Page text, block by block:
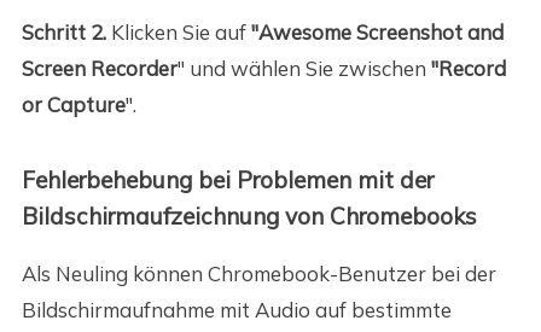
Schritt 2.Klicken Sie auf"Awesome Screenshot and
Screen Recorder" und wählen Sie zwischen "Record
or Capture".
Fehlerbehebung bei Problemen mit der
Bildschirmaufzeichnung von Chromebooks
Als Neuling können Chromebook-Benutzer bei der
Bildschirmaufnahme mit Audio auf bestimmte